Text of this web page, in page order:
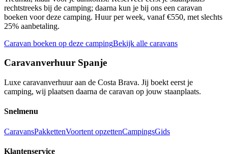
rechtstreeks bij de camping; daarna kun je bij ons een caravan
boeken voor deze camping. Huur per week, vanaf €550, met slechts
25% aanbetaling.
Caravan boeken op deze campingBekijk alle caravans
Caravanverhuur Spanje
Luxe caravanverhuur aan de Costa Brava. Jij boekt eerst je
camping, wij plaatsen daarna de caravan op jouw staanplaats.
Snelmenu
CaravansPakkettenVoortent opzettenCampingsGids
Klantenservice